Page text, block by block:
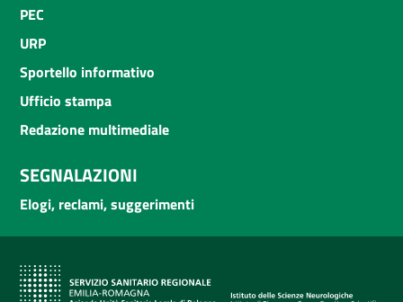
PEC
URP
Sportello informativo
Ufficio stampa
Redazione multimediale
SEGNALAZIONI
Elogi, reclami, suggerimenti